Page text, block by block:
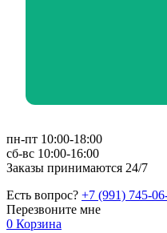
пн-пт 10:00-18:00
сб-вс 10:00-16:00
Заказы принимаются 24/7
Есть вопрос? +7 (991) 745-
Перезвоните мне
0 Корзина